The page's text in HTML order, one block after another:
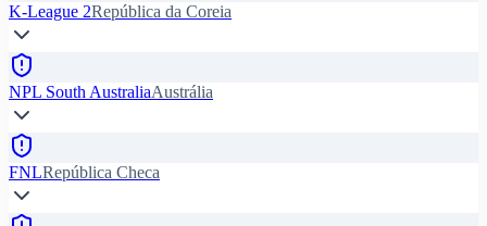
K-League 2República da Coreia
NPL South AustraliaAustrália
FNLRepública Checa